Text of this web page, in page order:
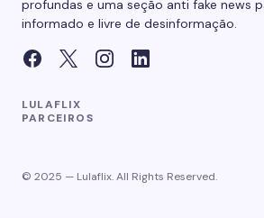
profundas e uma seção anti fake news
informado e livre de desinformação.
LULAFLIX
PARCEIROS
© 2025 — Lulaflix. All Rights Reserved.